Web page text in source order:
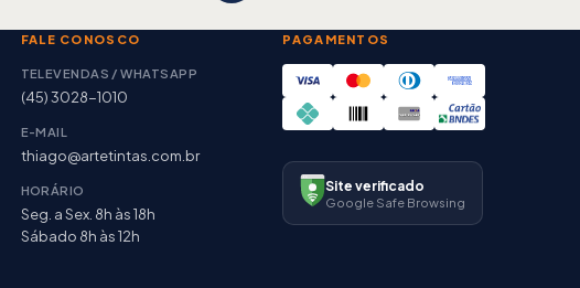
FALE CONOSCO
TELEVENDAS / WHATSAPP
(45) 3028-1010
E-MAIL
thiago@artetintas.com.br
HORÁRIO
Seg. a Sex. 8h às 18h
Sábado 8h às 12h
PAGAMENTOS
Site verificado
Google Safe Browsing